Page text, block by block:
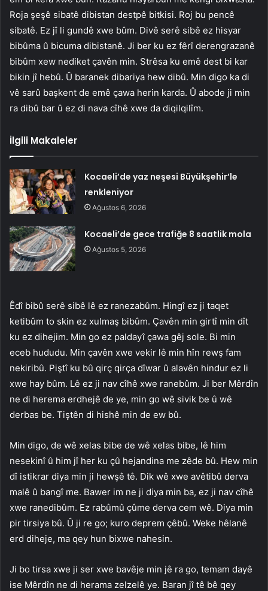
Roja şeşê sibatê dibistan destpê bitkisi. Roj bu pencê
sibatê. Ez jî li gundê xwe bûm. Divê serê sibê ez hisyar
bibûma û bicuma dibistanê. Ji ber ku ez fêrî derengrazanê
bibûm xew nediket çavên min. Strêsa ku emê dest bi kar
bikin jî hebû. Û baranek dibariya hew dibû. Min digo ka di
vê sarû başkent de emê çawa herin karda. Û abode ji min
ra dibû bar û ez di nava cîhê xwe da diqilqilîm.
İlgili Makaleler
Kocaeli’de yaz neşesi Büyükşehir’le
renkleniyor
Ağustos 6, 2026
Kocaeli’de gece trafiğe 8 saatlik mola
Ağustos 5, 2026
Êdî bibû serê sibê lê ez ranezabûm. Hingî ez ji taqet
ketibûm to skin ez xulmaş bibûm. Çavên min girtî min dît
ku ez dihejim. Min go ez paldayî çawa gêj sole. Bi min
eceb hududu. Min çavên xwe vekir lê min hîn rewş fam
nekiribû. Piştî ku bû qirç qirça dîwar û alavên hindur ez li
xwe hay bûm. Lê ez ji nav cîhê xwe ranebûm. Ji ber Mêrdîn
ne di herema erdhejê de ye, min go wê sivik be û wê
derbas be. Tiştên di hishê min de ew bû.
Min digo, de wê xelas bibe de wê xelas bibe, lê him
nesekinî û him jî her ku çû hejandina me zêde bû. Hew min
dî istikrar diya min ji hewşê tê. Dik wê xwe avêtibû derva
malê û bangî me. Bawer im ne ji diya min ba, ez ji nav cîhê
xwe ranedibûm. Ez rabûmû çûme derva cem wê. Diya min
pir tirsiya bû. Û ji re go; kuro deprem çêbû. Weke hêlanê
erd diheje, ma qey hun bixwe nahesin.
Ji bo tirsa xwe ji ser xwe bavêje min jê ra go, temam dayê
ise Mêrdîn ne di herama zelzelê ye. Baran jî tê bê qey